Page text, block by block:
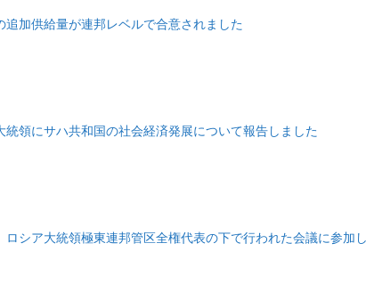
追加供給量が連邦レベルで合意されました
統領にサハ共和国の社会経済発展について報告しました
ロシア大統領極東連邦管区全権代表の下で行われた会議に参加